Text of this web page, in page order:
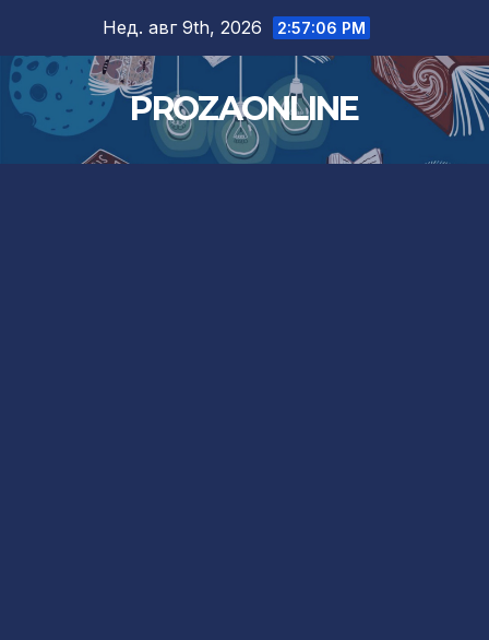
content
Нед. авг 9th, 2026 2:57:07 PM
PROZAONLINE